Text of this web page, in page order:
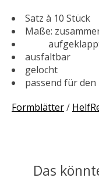
Satz à 10 Stück
Maße:
aufgeklappt
ausfaltbar
gelocht
passend für
Formblätter/
Das